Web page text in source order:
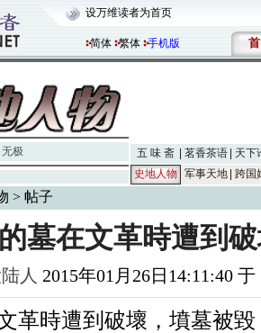
设万维读者为首页
简体 繁体 手机版 首
无极 五 味 斋 茗香茶语
天下
史地人物
军事天地 跨国
> 帖子
墓在文革時遭到
人 2015年01月26日14:11:40
革時遭到破壞，墳墓被